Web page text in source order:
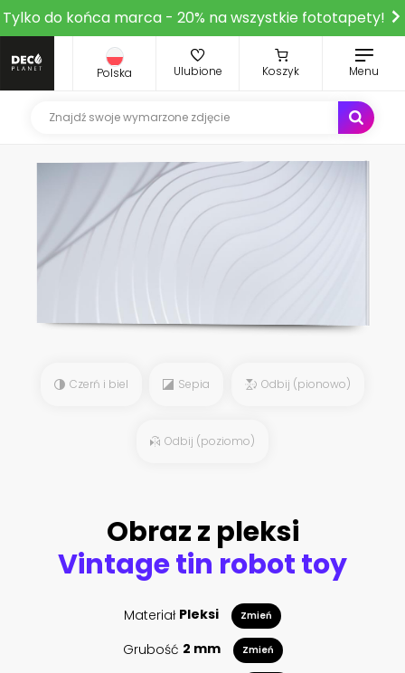
Tylko do końca marca - 20% na wszystkie fototapety!
Polska Ulubione Koszyk Menu
Czerń i biel Sepia Odbij (pionowo)
Odbij (poziomo)
Obraz z pleksi
Vintage tin robot toy
Materiał Pleksi Zmień
Grubość 2 mm Zmień